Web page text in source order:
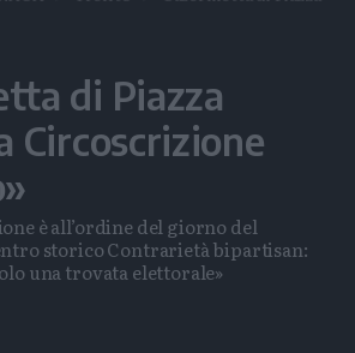
di Piazza
Circoscrizione
è all’ordine del giorno del
storico Contrarietà bipartisan:
una trovata elettorale»